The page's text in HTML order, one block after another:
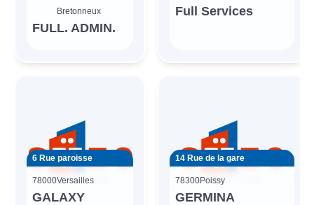
Bretonneux
FULL. ADMIN.
Full Services
6 Rue paroisse
78000Versailles
GALAXY
14 Rue de la gare
78300Poissy
GERMINA